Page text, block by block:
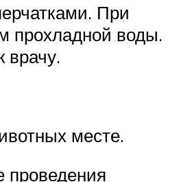
При
прохладной воды.
врачу.
месте.
проведения